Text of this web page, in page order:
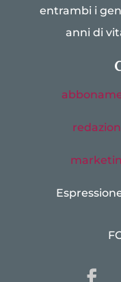
entrambi i
anni di